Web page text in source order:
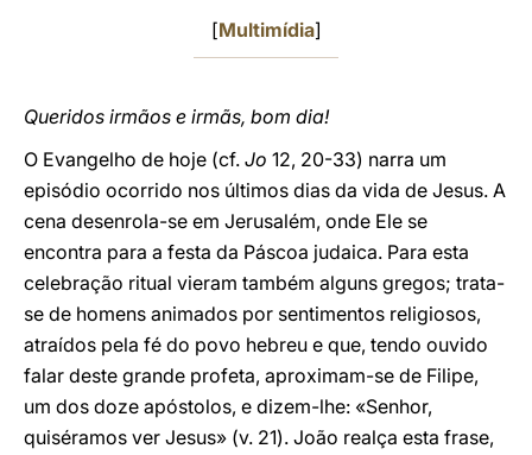
[Multimídia]
Queridos irmãos e irmãs, bom dia!
O Evangelho de hoje (cf. Jo 12, 20-33) narra um
episódio ocorrido nos últimos dias da vida de Jesus. A
cena desenrola-se em Jerusalém, onde Ele se
encontra para a festa da Páscoa judaica. Para esta
celebração ritual vieram também alguns gregos; trata-
se de homens animados por sentimentos religiosos,
atraídos pela fé do povo hebreu e que, tendo ouvido
falar deste grande profeta, aproximam-se de Filipe,
um dos doze apóstolos, e dizem-lhe: «Senhor,
quiséramos ver Jesus» (v. 21). João realça esta frase,